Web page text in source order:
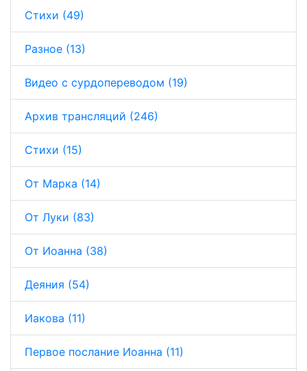
Стихи (49)
Разное (13)
Видео с сурдопереводом (19)
Архив трансляций (246)
Стихи (15)
От Марка (14)
От Луки (83)
От Иоанна (38)
Деяния (54)
Иакова (11)
Первое послание Иоанна (11)